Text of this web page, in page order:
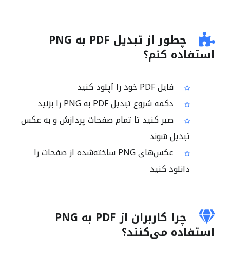
چطور از تبدیل PDF به PNG
استفاده کنم؟
فایل PDF خود را آپلود کنید
دکمه شروع تبدیل PDF به PNG را بزنید
صبر کنید تا تمام صفحات پردازش و به عکس
تبدیل شوند
عکس‌های PNG ساخته‌شده از صفحات را
دانلود کنید
چرا کاربران از PDF به PNG
استفاده می‌کنند؟